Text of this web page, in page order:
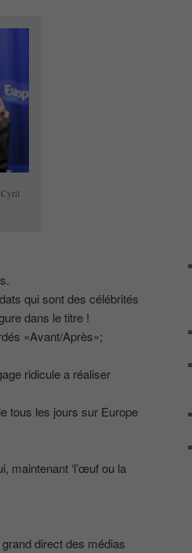
qui sont des célébrités
dans le titre !
«Avant/Après»;
ridicule a réaliser
tous les jours sur Europe
maintenant ‘l’œuf ou la
direct des médias